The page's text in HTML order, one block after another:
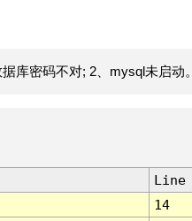
库密码不对; 2、mysql未启动。
Line
14